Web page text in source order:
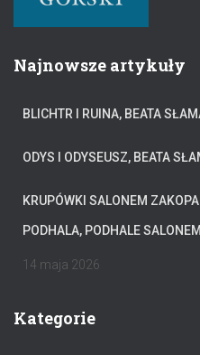
Najnowsze artykuły
BLICHTR I RUINA, BEATA
ODYS I ODYSEUSZ, BEATA
KRUPÓWKI SALONEM
PODHALA, PODHALE
14 maja 2026
Kategorie